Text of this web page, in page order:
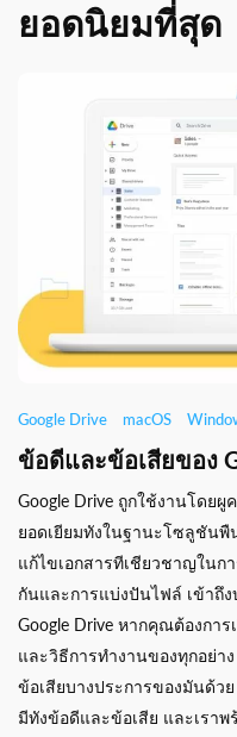
ยอดนิยมที่สุด
Google Drive macOS
ข้อดีและข้อเสียของ
Google Drive ถูกใช้งานโดย
ยอดเยียมทังในฐานะโซลูชัน
แก้ไขเอกสารทีเชียวชาญในก
กันและการแบ่งปันไฟล์ เข้าถึ
Google Drive หากคุณต้องกา
และวิธีการทำงานของทุกอย่า
ข้อเสียบางประการของมันด้ว
มีทังข้อดีและข้อเสีย และเราพ